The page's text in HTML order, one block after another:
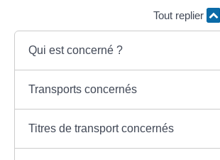
Tout replier
Qui est concerné ?
Transports concernés
Titres de transport concernés